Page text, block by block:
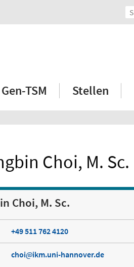
TSM Stellen
Choi, M. Sc.
Choi, M. Sc.
+49 511 762 4120
choi ikm.uni-hannover.de